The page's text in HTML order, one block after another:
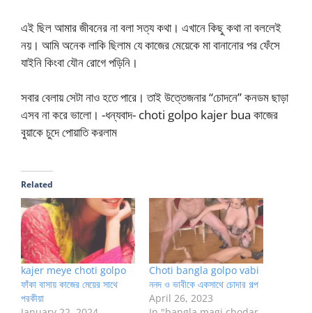
এই ছিল আমার জীবনের না বলা সত্য কথা। এখানে কিছু কথা না বললেই
নয়। আমি অনেক লাকি ছিলাম যে কাজের মেয়েকে মা বানানোর পর ফেঁসে
যাইনি কিংবা যৌন রোগে পড়িনি।
সবার বেলায় সেটা নাও হতে পারে। তাই উত্তেজনার “চোদনে” কনডম ছাড়া
এসব না করে ভালো। -ধন্যবাদ- choti golpo kajer bua কাজের
বুয়াকে চুদে পোয়াতি করলাম
Related
kajer meye choti golpo
ফাঁকা বাসায় কাজের মেয়ের সাথে
পরকীয়া
Choti bangla golpo vabi
ননদ ও ভাবীকে একসাথে চোদার গল্প
April 26, 2023